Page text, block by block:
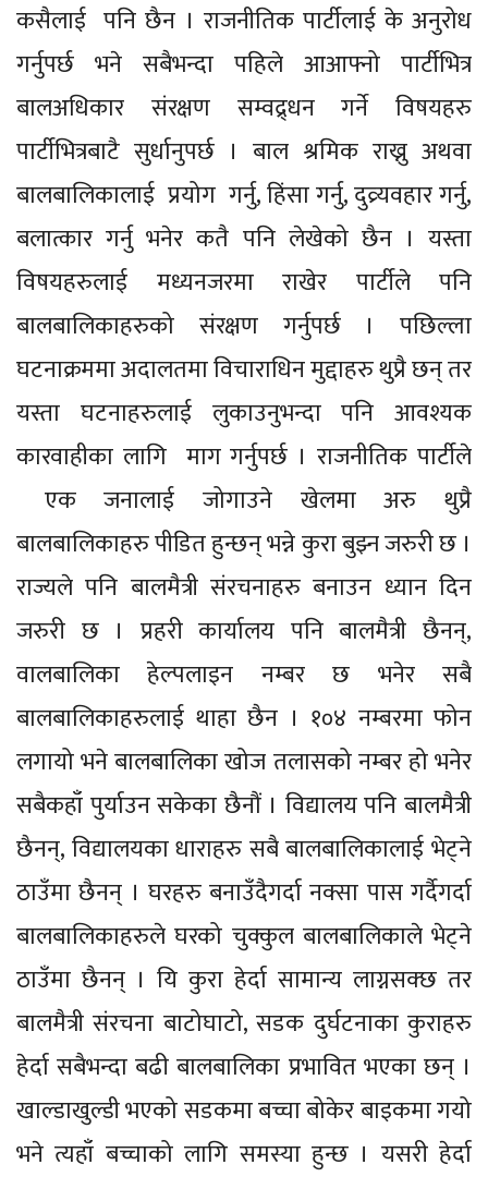
कसैलाई पनि छैन । राजनीतिक पार्टीलाई के अनुरोध
गर्नुपर्छ भने सबैभन्दा पहिले आआफ्नो पार्टीभित्र
बालअधिकार संरक्षण सम्वद्र्धन गर्ने विषयहरु
पार्टीभित्रबाटै सुर्धानुपर्छ । बाल श्रमिक राख्नु अथवा
बालबालिकालाई प्रयोग गर्नु, हिंसा गर्नु, दुव्र्यवहार गर्नु,
बलात्कार गर्नु भनेर कतै पनि लेखेको छैन । यस्ता
विषयहरुलाई मध्यनजरमा राखेर पार्टीले पनि
बालबालिकाहरुको संरक्षण गर्नुपर्छ । पछिल्ला
घटनाक्रममा अदालतमा विचाराधिन मुद्दाहरु थुप्रै छन् तर
यस्ता घटनाहरुलाई लुकाउनुभन्दा पनि आवश्यक
कारवाहीका लागि माग गर्नुपर्छ । राजनीतिक पार्टीले
एक जनालाई जोगाउने खेलमा अरु थुप्रै
बालबालिकाहरु पीडित हुन्छन् भन्ने कुरा बुझ्न जरुरी छ ।
राज्यले पनि बालमैत्री संरचनाहरु बनाउन ध्यान दिन
जरुरी छ । प्रहरी कार्यालय पनि बालमैत्री छैनन्,
वालबालिका हेल्पलाइन नम्बर छ भनेर सबै
बालबालिकाहरुलाई थाहा छैन । १०४ नम्बरमा फोन
लगायो भने बालबालिका खोज तलासको नम्बर हो भनेर
सबैकहाँ पुर्याउन सकेका छैनौं । विद्यालय पनि बालमैत्री
छैनन्, विद्यालयका धाराहरु सबै बालबालिकालाई भेट्ने
ठाउँमा छैनन् । घरहरु बनाउँदैगर्दा नक्सा पास गर्दैगर्दा
बालबालिकाहरुले घरको चुक्कुल बालबालिकाले भेट्ने
ठाउँमा छैनन् । यि कुरा हेर्दा सामान्य लाग्नसक्छ तर
बालमैत्री संरचना बाटोघाटो, सडक दुर्घटनाका कुराहरु
हेर्दा सबैभन्दा बढी बालबालिका प्रभावित भएका छन् ।
खाल्डाखुल्डी भएको सडकमा बच्चा बोकेर बाइकमा गयो
भने त्यहाँ बच्चाको लागि समस्या हुन्छ । यसरी हेर्दा